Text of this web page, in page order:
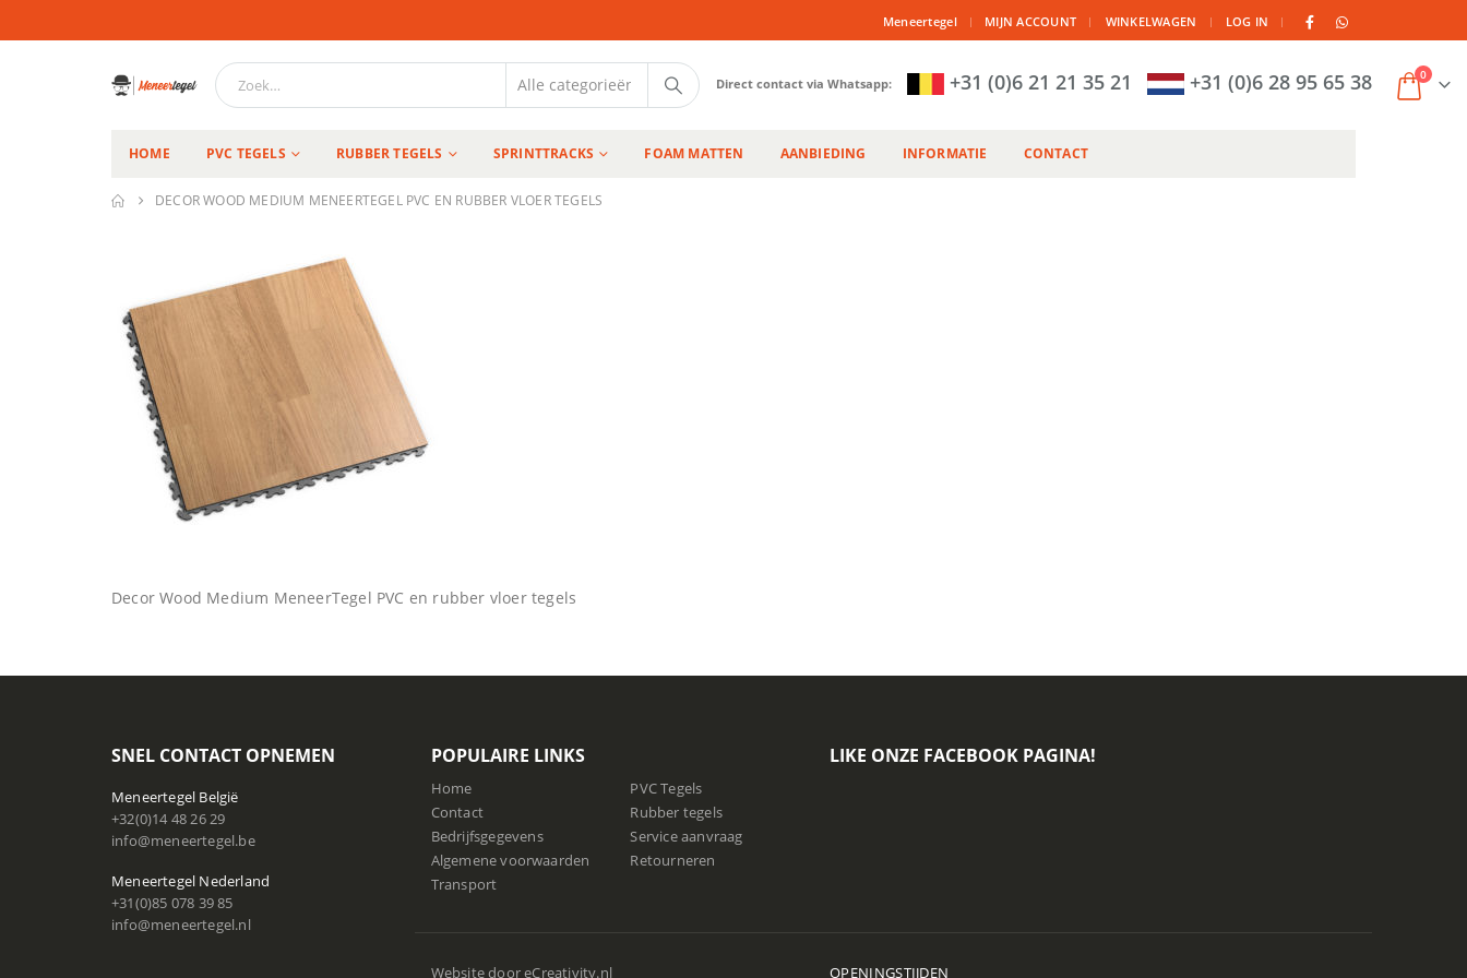
Meneertegel | MIJN ACCOUNT WINKELWAGEN LOG IN |
Direct contact via Whatsapp: +31 (0)6 21 21 35 21 +31 (0)6 28 95 65 38 0
HOME PVC TEGELS RUBBER TEGELS SPRINTTRACKS FOAM MATTEN AANBIEDING INFORMATIE CONTACT
DECOR WOOD MEDIUM MENEERTEGEL PVC EN RUBBER VLOER TEGELS
Decor Wood Medium MeneerTegel PVC en rubber vloer tegels
SNEL CONTACT OPNEMEN
Meneertegel België
+32(0)14 48 26 29
info@meneertegel.be
Meneertegel Nederland
+31(0)85 078 39 85
info@meneertegel.nl
POPULAIRE LINKS
Home
Contact
Bedrijfsgegevens
Algemene voorwaarden
Transport
PVC Tegels
Rubber tegels
Service aanvraag
Retourneren
LIKE ONZE FACEBOOK PAGINA!
Website dooreCreativity.nl OPENINGSTIJDEN